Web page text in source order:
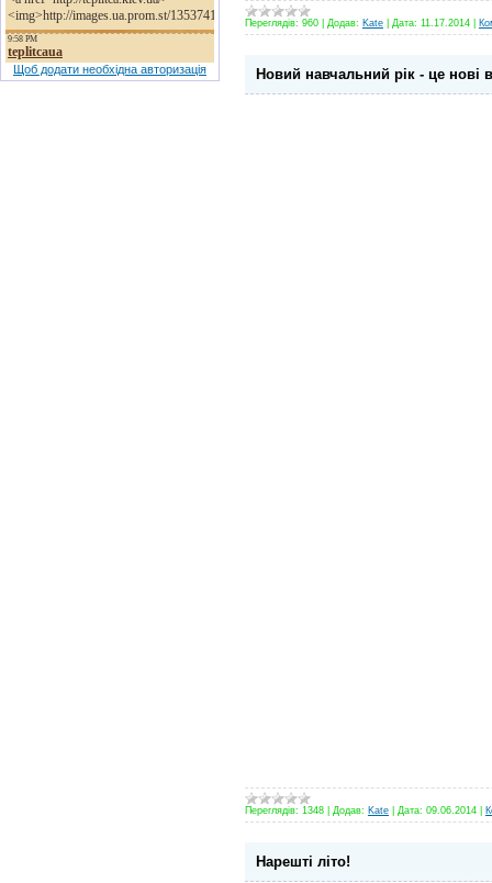
Щоб додати необхідна авторизація
Переглядів: 960 Додав: Kate Дата: 11.17.2014
Новий навчальний рік - це нові
Переглядів: 1348 Додав: Kate Дата: 09.06.2014
Нарешті літо!